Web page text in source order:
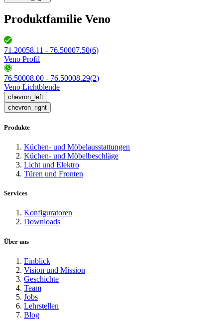
Produktfamilie Veno
71.20058.11 - 76.50007.50(6)
Veno Profil
76.50008.00 - 76.50008.29(2)
Veno Lichtblende
chevron_left
chevron_right
Produkte
Küchen- und Möbelausstattungen
Küchen- und Möbelbeschläge
Licht und Elektro
Türen und Fronten
Services
Konfiguratoren
Downloads
Über uns
Einblick
Vision und Mission
Geschichte
Team
Jobs
Lehrstellen
Blog